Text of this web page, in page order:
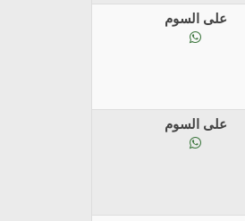
على السوم
على السوم